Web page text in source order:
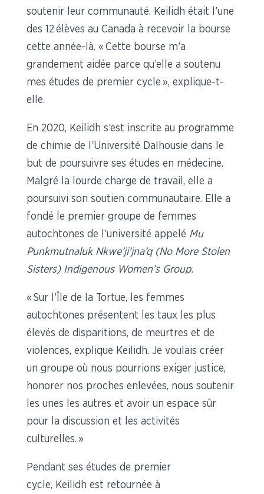
soutenir leur communauté. Keilidh était l’une
des 12 élèves au Canada à recevoir la bourse
cette année-là. « Cette bourse m’a
grandement aidée parce qu’elle a soutenu
mes études de premier cycle », explique-t-
elle.
En 2020, Keilidh s’est inscrite au programme
de chimie de l’Université Dalhousie dans le
but de poursuivre ses études en médecine.
Malgré la lourde charge de travail, elle a
poursuivi son soutien communautaire. Elle a
fondé le premier groupe de femmes
autochtones de l’université appelé Mu
Punkmutnaluk Nkwe’ji’jna’q (No More Stolen
Sisters) Indigenous Women’s Group.
« Sur l’Île de la Tortue, les femmes
autochtones présentent les taux les plus
élevés de disparitions, de meurtres et de
violences, explique Keilidh. Je voulais créer
un groupe où nous pourrions exiger justice,
honorer nos proches enlevées, nous soutenir
les unes les autres et avoir un espace sûr
pour la discussion et les activités
culturelles. »
Pendant ses études de premier
cycle, Keilidh est retournée à